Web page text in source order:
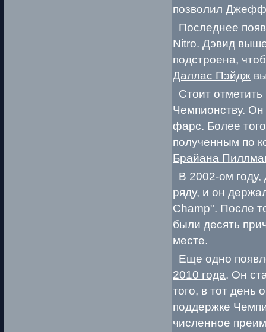
позволил
Последнее
Nitro. Дэвид
подстроена,
Даллас Пэйдж
Стоит
Чемпионству.
фарс. Более
полученным по
Брайана
В 2002-ом
ряду, и он
Champ". После
были десять
месте.
Еще одно
2010 года. Он
того, в тот день
поддержке
численное